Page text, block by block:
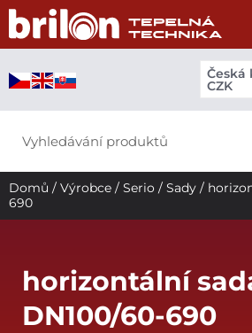
Přeskočit
obsah
Česká
CZK
Domů / Výrobce / Serio / Sady /
690
horizontální
DN100/60-690